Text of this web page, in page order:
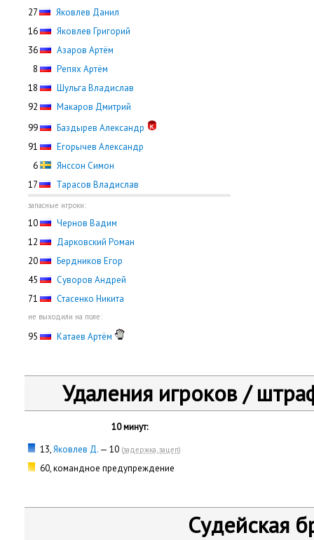
27
Яковлев Данил
16
Яковлев Григорий
36
Азаров Артём
8
Репях Артём
18
Шульга Владислав
92
Макаров Дмитрий
99
Баздырев Александр
91
Егорычев Александр
6
Янссон Симон
17
Тарасов Владислав
запасные игроки:
10
Чернов Вадим
12
Дарковский Роман
20
Бердников Егор
45
Суворов Андрей
71
Стасенко Никита
не выходили на поле:
95 Катаев Артём
Удаления игроков /
10 минут:
13,Яковлев Д. — 10 (задержка, зацеп)
60, командное предупреждение
Судейская